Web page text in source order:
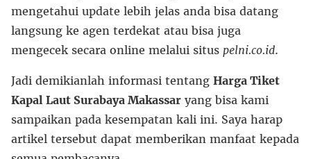
mengetahui update lebih jelas anda bisa datang
langsung ke agen terdekat atau bisa juga
mengecek secara online melalui situs pelni.co.id.
Jadi demikianlah informasi tentang Harga Tiket
Kapal Laut Surabaya Makassar yang bisa kami
sampaikan pada kesempatan kali ini. Saya harap
artikel tersebut dapat memberikan manfaat kepada